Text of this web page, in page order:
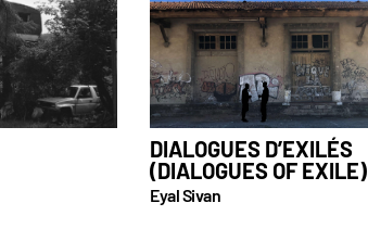
DIALOGUES D’EXILÉS
(DIALOGUES OF EXILE)
Eyal Sivan